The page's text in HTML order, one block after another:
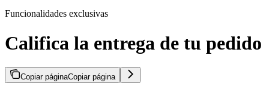
Funcionalidades exclusivas
Califica la entrega de tu pedido
Copiar páginaCopiar página